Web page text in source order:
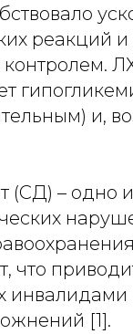
реакций
и,
(СД) – одно
что
[1].